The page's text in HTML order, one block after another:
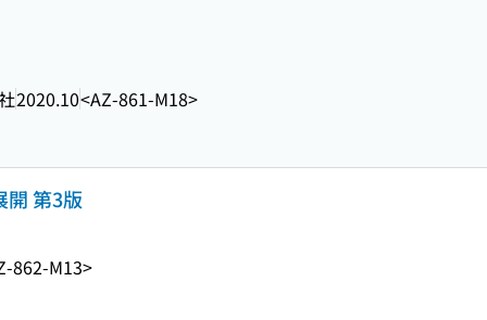
2020.10<AZ-861-M18>
開 第3版
862-M13>